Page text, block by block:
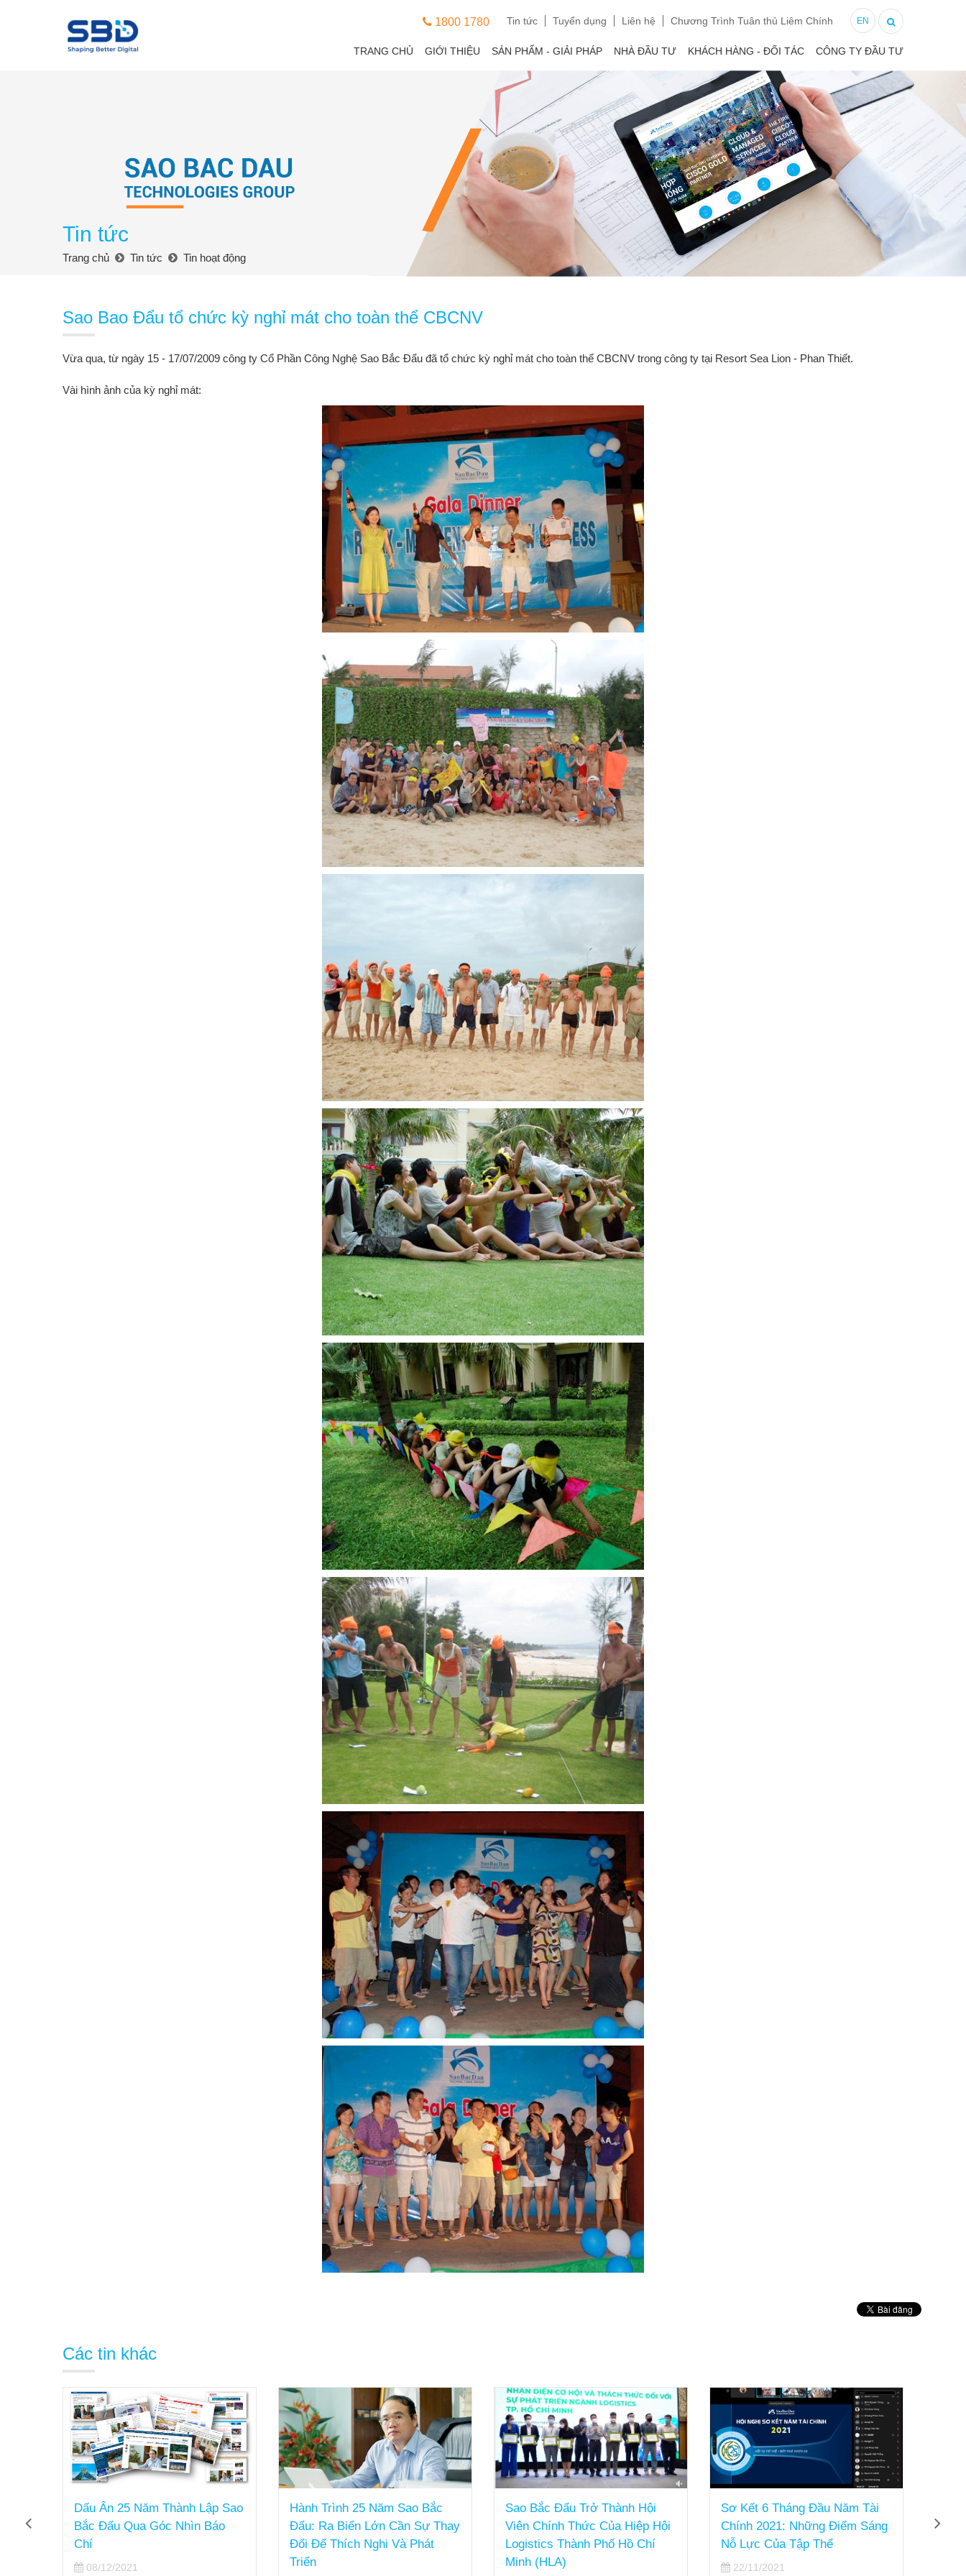
1800 1780 Tin tức Tuyển dụng Liên hệ Chương Trình Tuân thủ Liêm Chính EN
TRANG CHỦ GIỚI THIỆU SẢN PHẨM - GIẢI PHÁP NHÀ ĐẦU TƯ KHÁCH HÀNG - ĐỐI TÁC CÔNG TY ĐẦU TƯ
Tin tức
Trang chủ Tin tức Tin hoạt động
Sao Bao Đẩu tổ chức kỳ nghỉ mát cho toàn thể CBCNV
Vừa qua, từ ngày 15 - 17/07/2009 công ty Cổ Phần Công Nghệ Sao Bắc Đẩu đã tổ chức kỳ nghỉ mát cho toàn thể CBCNV trong công ty tại Resort Sea Lion - Phan Thiết.
Vài hình ảnh của kỳ nghỉ mát:
Các tin khác
Dấu Ấn 25 Năm Thành Lập Sao
Bắc Đẩu Qua Góc Nhìn Báo
Chí
08/12/2021
Hành Trình 25 Năm Sao Bắc
Đẩu: Ra Biển Lớn Cần Sự Thay
Đổi Để Thích Nghi Và Phát
Triển
Sao Bắc Đẩu Trở Thành Hội
Viên Chính Thức Của Hiệp Hội
Logistics Thành Phố Hồ Chí
Minh (HLA)
Sơ Kết 6 Tháng Đầu Năm Tài
Chính 2021: Những Điểm Sáng
Nỗ Lực Của Tập Thể
22/11/2021